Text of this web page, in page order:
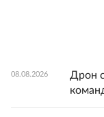
08.08.2026
Дрон